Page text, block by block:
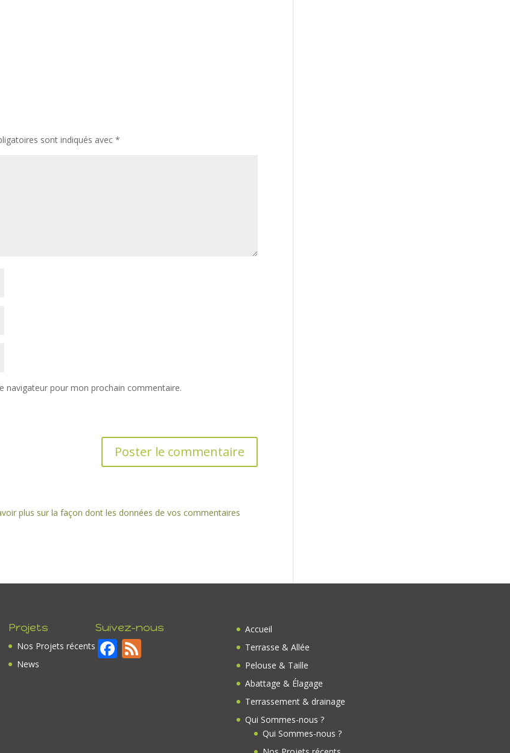
sont indiqués avec*
navigateur pour mon prochain commentaire.
plus sur la façon dont les données de vos commentaires
Projets
Nos Projets récents
News
Suivez-nous
F F
Accueil
Terrasse & Allée
Pelouse & Taille
Abattage & Élagage
Terrassement & drainage
Qui Sommes-nous ?
Qui Sommes-nous ?